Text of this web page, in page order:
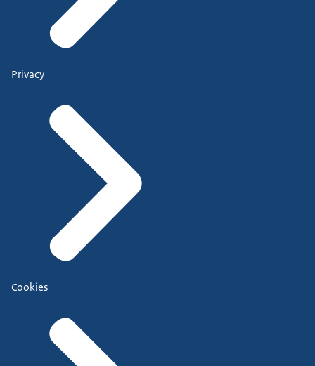
Privacy
Cookies